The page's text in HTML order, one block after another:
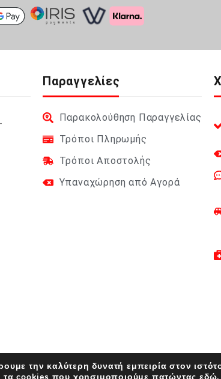
Παραγγελίες
Παρακολούθηση Παραγγελίας
Τρόποι Πληρωμής
Τρόποι Αποστολής
Υπαναχώρηση από Αγορά
την καλύτερη δυνατή εμπειρία στον